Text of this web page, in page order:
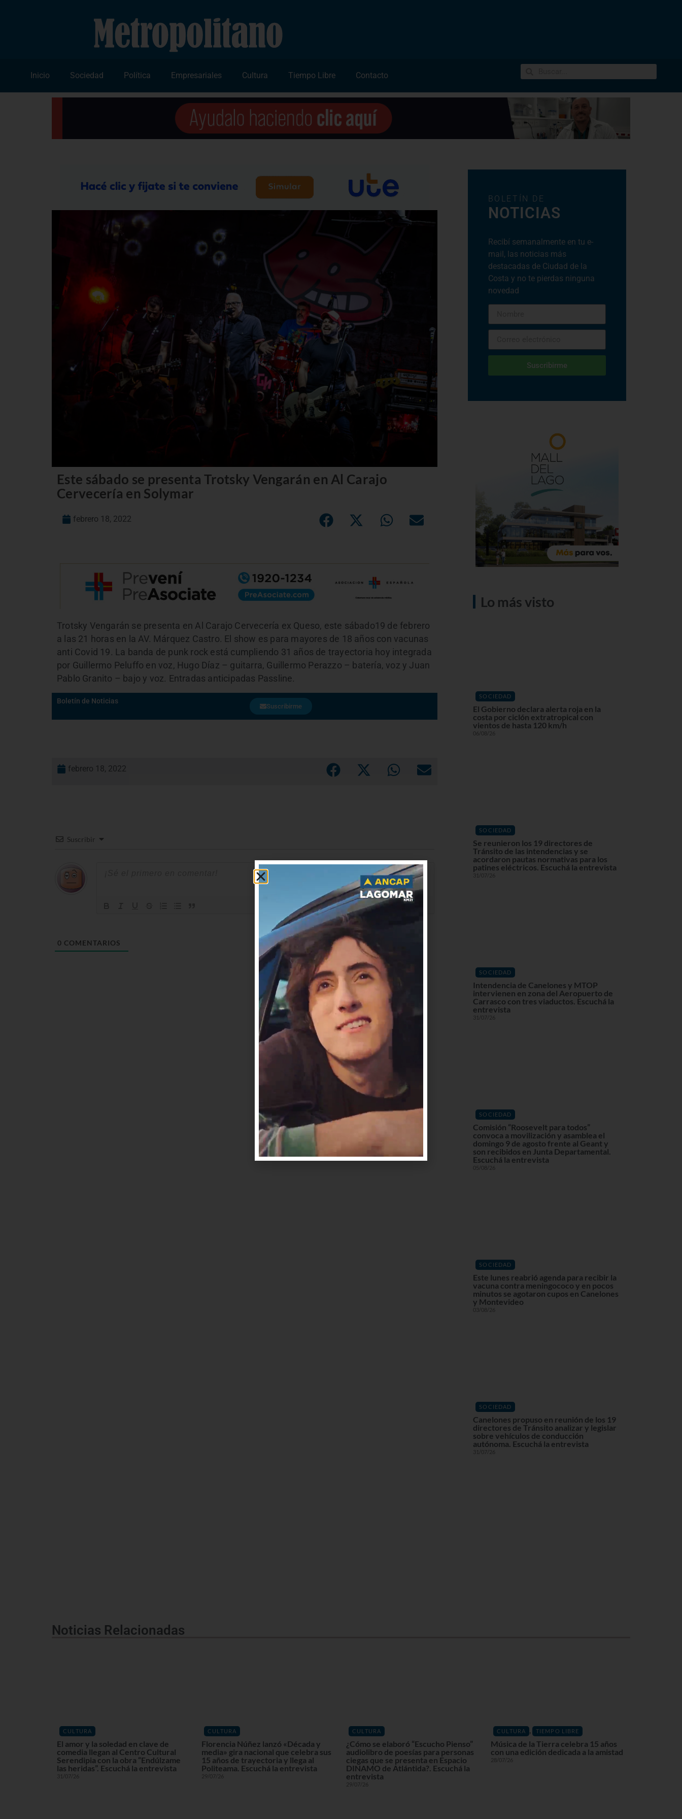
Inicio Sociedad Política Empresariales Cultura Tiempo Libre Contacto
Este sábado se presenta Trotsky Vengarán en Al Carajo
Cervecería en Solymar
febrero 18, 2022
Trotsky Vengarán se presenta en Al Carajo Cervecería ex Queso, este sábado19 de febrero
a las 21 horas en la AV. Márquez Castro. El show es para mayores de 18 años con vacunas
anti Covid 19. La banda de punk rock está cumpliendo 31 años de trayectoria hoy integrada
por Guillermo Peluffo en voz, Hugo Díaz – guitarra, Guillermo Perazzo – batería, voz y Juan
Pablo Granito – bajo y voz. Entradas anticipadas Passline.
Boletín de Noticias
Suscribirme
febrero 18, 2022
Suscribir
0 COMENTARIOS
BOLETÍN DE
NOTICIAS
Recibí semanalmente en tu e-
mail, las noticias más
destacadas de Ciudad de la
Costa y no te pierdas ninguna
novedad
Suscribirme
Lo más visto
SOCIEDAD
El Gobierno declara alerta roja en la
costa por ciclón extratropical con
vientos de hasta 120 km/h
06/08/26
SOCIEDAD
Se reunieron los 19 directores de
Tránsito de las intendencias y se
acordaron pautas normativas para los
patines eléctricos. Escuchá la entrevista
31/07/26
SOCIEDAD
Intendencia de Canelones y MTOP
intervienen en zona del Aeropuerto de
Carrasco con tres viaductos. Escuchá la
entrevista
31/07/26
SOCIEDAD
Comisión “Roosevelt para todos”
convoca a movilización y asamblea el
domingo 9 de agosto frente al Geant y
son recibidos en Junta Departamental.
Escuchá la entrevista
05/08/26
SOCIEDAD
Este lunes reabrió agenda para recibir la
vacuna contra meningococo y en pocos
minutos se agotaron cupos en Canelones
y Montevideo
03/08/26
SOCIEDAD
Canelones propuso en reunión de los 19
directores de Tránsito analizar y legislar
sobre vehículos de conducción
autónoma. Escuchá la entrevista
31/07/26
Noticias Relacionadas
CULTURA
El amor y la soledad en clave de
comedia llegan al Centro Cultural
Serendipia con la obra “Endúlzame
las heridas”. Escuchá la entrevista
31/07/26
CULTURA
Florencia Núñez lanzó «Década y
media» gira nacional que celebra sus
15 años de trayectoria y llega al
Politeama. Escuchá la entrevista
29/07/26
CULTURA
¿Cómo se elaboró “Escucho Pienso”
audiolibro de poesías para personas
ciegas que se presenta en Espacio
DINAMO de Atlántida?. Escuchá la
entrevista
29/07/26
CULTURA , TIEMPO LIBRE
Música de la Tierra celebra 15 años
con una edición dedicada a la amistad
28/07/26